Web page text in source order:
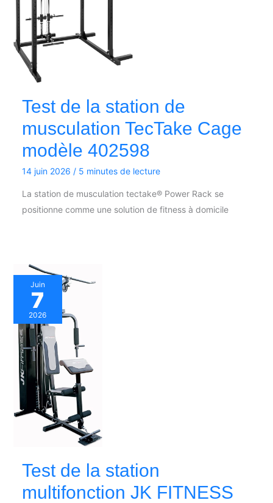
Test de la station de
musculation TecTake Cage
modèle 402598
14 juin 2026 / 5 minutes de lecture
La station de musculation tectake® Power Rack se
positionne comme une solution de fitness à domicile
Juin
7
2026
Test de la station
multifonction JK FITNESS